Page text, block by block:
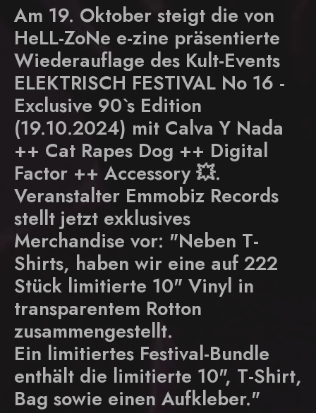
Am 19. Oktober steigt die von
HeLL-ZoNe e-zine präsentierte
Wiederauflage des Kult-Events
ELEKTRISCH FESTIVAL No 16 -
Exclusive 90`s Edition
(19.10.2024) mit Calva Y Nada
++ Cat Rapes Dog ++ Digital
Factor ++ Accessory 💥.
Veranstalter Emmobiz Records
stellt jetzt exklusives
Merchandise vor: "Neben T-
Shirts, haben wir eine auf 222
Stück limitierte 10" Vinyl in
transparentem Rotton
zusammengestellt.
Ein limitiertes Festival-Bundle
enthält die limitierte 10", T-Shirt,
Bag sowie einen Aufkleber."